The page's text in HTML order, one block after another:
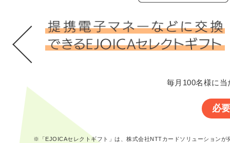
毎月100名様に
必
※「EJOICAセレクトギフト」は、株式会社NTTカードソリューションが